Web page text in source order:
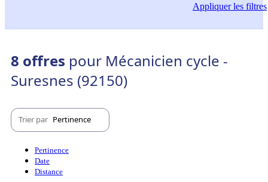
Appliquerles filtres
8 offres pour Mécanicien cycle -
Suresnes (92150)
Trier par Pertinence
Pertinence
Date
Distance